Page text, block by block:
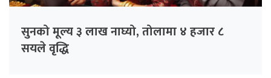
सुनको मूल्य ३ लाख नाघ्यो, तोलामा ४ हजार ८
सयले वृद्धि